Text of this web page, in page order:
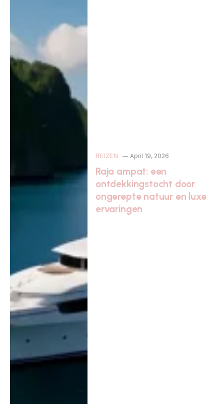
REIZEN April 19, 2026
Raja ampat: een
ontdekkingstocht door
ongerepte natuur en luxe
ervaringen